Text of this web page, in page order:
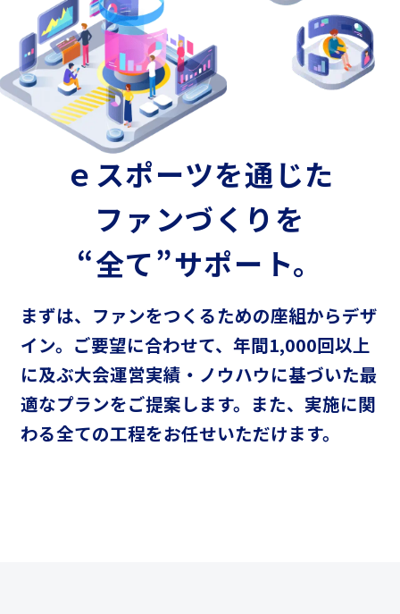
ｅスポーツを通じた
ファンづくりを
“全て”サポート。
まずは、ファンをつくるための座組からデザ
イン。 ご要望に合わせて、年間1,000回以上
に及ぶ大会運営実績・ノウハウに基づいた最
適なプランをご提案します。 また、実施に関
わる全ての工程をお任せいただけます。